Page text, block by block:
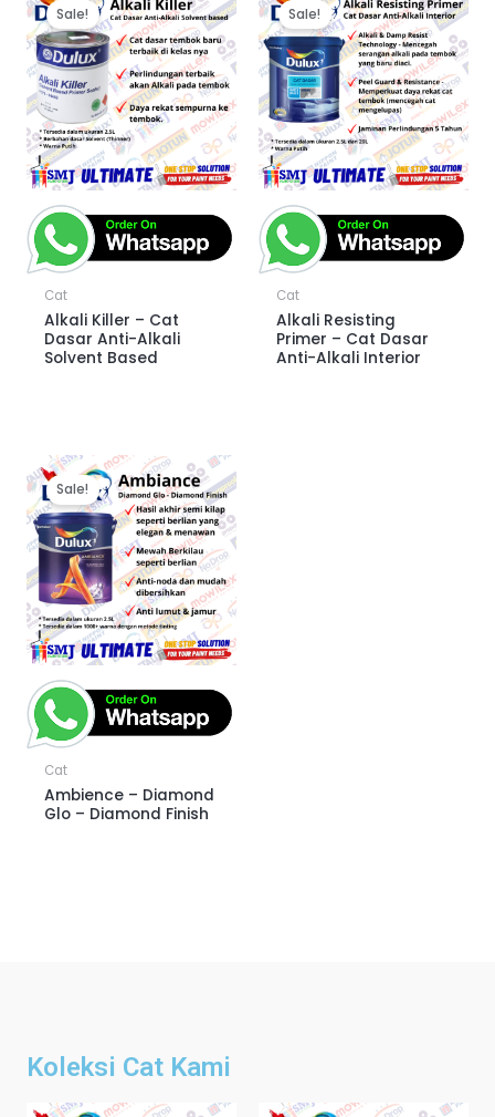
Sale!
Cat
Alkali Killer – Cat
Dasar Anti-Alkali
Solvent Based
Sale!
Cat
Alkali Resisting
Primer – Cat Dasar
Anti-Alkali Interior
Sale!
Cat
Ambience – Diamond
Glo – Diamond Finish
Koleksi Cat Kami